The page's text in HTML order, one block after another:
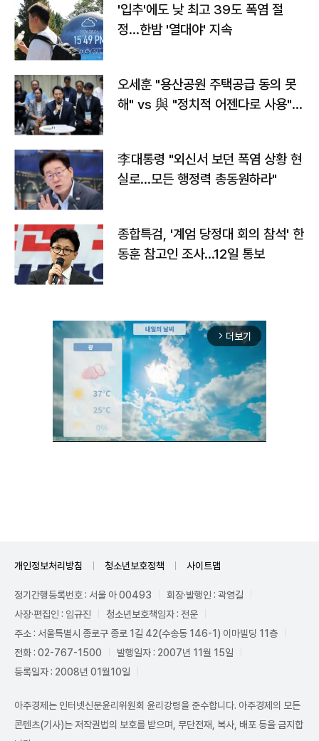
'입추'에도 낮 최고 39도 폭염 절
정…한밤 '열대야' 지속
오세훈 "용산공원 주택공급 동의 못
해" vs 與 "정치적 어젠다로 사용"
李대통령 "외신서 보던 폭염 상황 현
실로…모든 행정력 총동원하라"
종합특검, '계엄 당정대 회의 참석' 한
동훈 참고인 조사...12일 통보
arrow_forward_ios 더보기
개인정보처리방침 청소년보호정책 사이트맵
정기간행등록번호 : 서울 아 00493
회장·발행인 : 곽영길
사장·편집인 : 임규진
청소년보호책임자 : 전운
주소 : 서울특별시 종로구 종로 1길 42(수송동 146-1) 이마빌딩 11층
전화 : 02-767-1500
발행일자 : 2007년 11월 15일
등록일자 : 2008년 01월10일
아주경제는 인터넷신문윤리위원회 윤리강령을 준수합니다. 아주경제의 모든
콘텐츠(기사)는 저작권법의 보호를 받으며, 무단전재, 복사, 배포 등을 금지합